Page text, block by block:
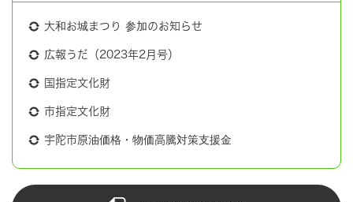
大和お城まつり 参加のお知らせ
広報うだ（2023年2月号）
国指定文化財
市指定文化財
宇陀市原油価格・物価高騰対策支援金